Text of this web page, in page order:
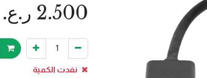
2.500 ر.ع.
نفدت الكمية